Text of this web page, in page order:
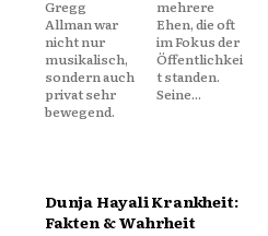
Gregg
Allman war
nicht nur
musikalisch,
sondern auch
privat sehr
bewegend.
mehrere
Ehen, die oft
im Fokus der
Öffentlichkei
t standen.
Seine...
Dunja Hayali Krankheit:
Fakten & Wahrheit